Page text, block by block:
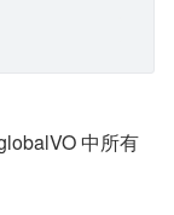
中所有